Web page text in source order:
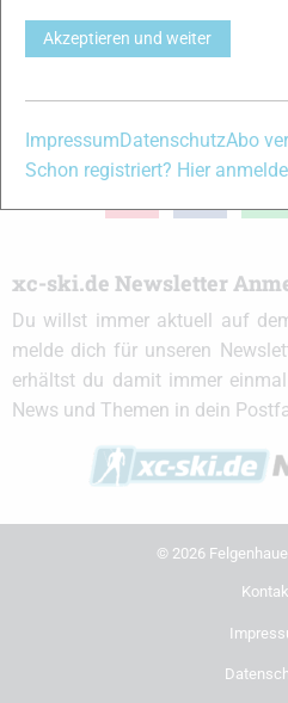
Partner
xc-ski.de in Social Media
instagramfacebook
xc-ski.de Newsletter
Du willst immer aktuell auf
melde dich für unseren
erhältst du damit immer
News und Themen in dein
© 2026
Akzeptieren und weiter
ImpressumDatenschutzAbo
Schon registriert? Hier